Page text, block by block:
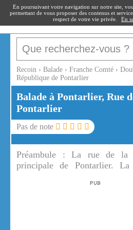
recoin.fr
Recoin › Balade › Franche Comté ›
République de Pontarlier
Balade à Pontarlier, Rue
Pontarlier
Pas de note
Préambule :La rue de la
principale de Pontarlier.
En poursuivant votre navigation sur notre site,
permettant de vous proposer des contenus et
respect de votre vie privée.
En